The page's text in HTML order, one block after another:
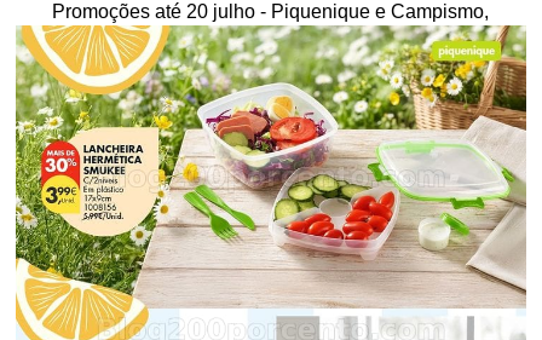
Promoções até 20 julho - Piquenique e Campismo,